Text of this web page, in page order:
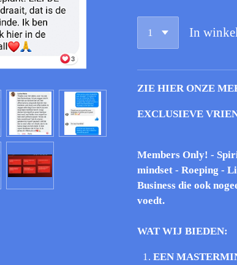
In
ZIE HIER ONZE
EXCLUSIEVE
Members Only! -
mindset - Roeping -
Business die ook
voedt.
WAT WIJ BIEDEN:
EEN